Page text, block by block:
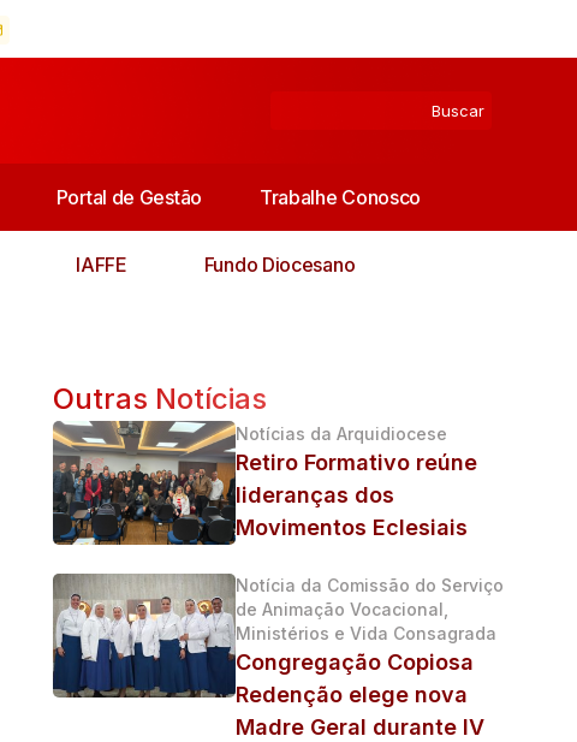
Portal de Gestão Trabalhe Conosco
IAFFE Fundo Diocesano
Outras Notícias
Notícias da Arquidiocese
Retiro Formativo reúne
lideranças dos
Movimentos Eclesiais
Notícia da Comissão do Serviço
de Animação Vocacional,
Ministérios e Vida Consagrada
Congregação Copiosa
Redenção elege nova
Madre Geral durante IV